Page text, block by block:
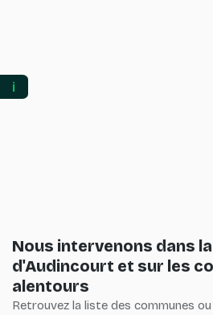
Nous intervenons dans
d'Audincourt et sur les
alentours
Retrouvez la liste des communes
ℹ️